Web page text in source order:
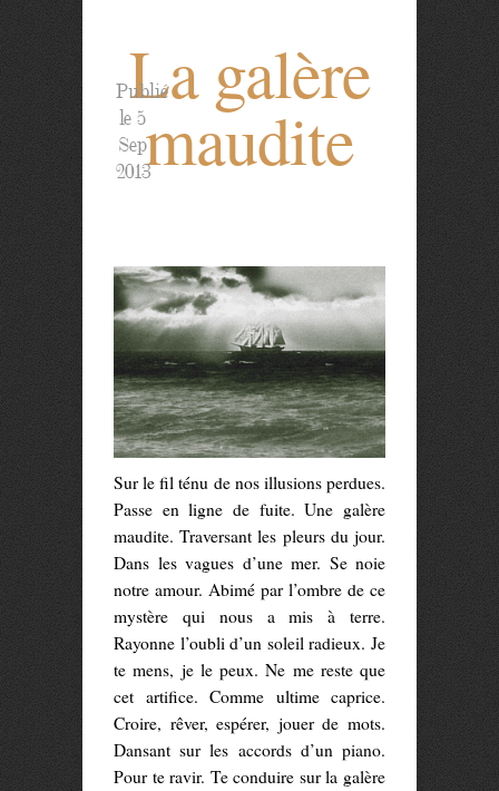
La galère
maudite
Publié
le 5
Sep
2013
Sur le fil ténu de nos illusions perdues.
Passe en ligne de fuite. Une galère
maudite. Traversant les pleurs du jour.
Dans les vagues d’une mer. Se noie
notre amour. Abimé par l’ombre de ce
mystère qui nous a mis à terre.
Rayonne l’oubli d’un soleil radieux. Je
te mens, je le peux. Ne me reste que
cet artifice. Comme ultime caprice.
Croire, rêver, espérer, jouer de mots.
Dansant sur les accords d’un piano.
Pour te ravir. Te conduire sur la galère